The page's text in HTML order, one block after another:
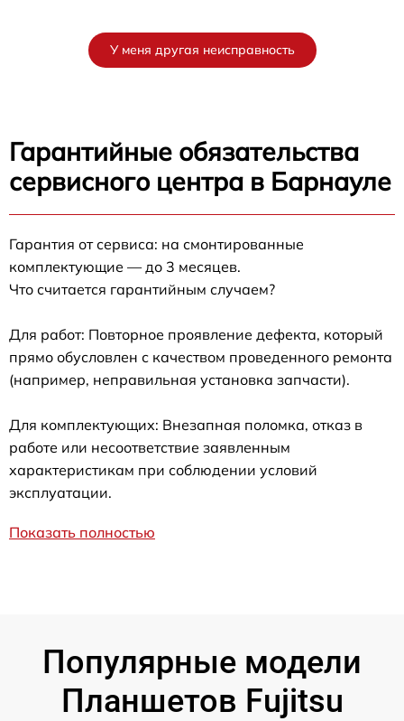
У меня другая неисправность
Гарантийные обязательства
сервисного центра в Барнауле
Гарантия от сервиса: на смонтированные
комплектующие — до 3 месяцев.
Что считается гарантийным случаем?
Для работ: Повторное проявление дефекта, который
прямо обусловлен с качеством проведенного ремонта
(например, неправильная установка запчасти).
Для комплектующих: Внезапная поломка, отказ в
работе или несоответствие заявленным
характеристикам при соблюдении условий
эксплуатации.
Показать полностью
Популярные модели
Планшетов Fujitsu